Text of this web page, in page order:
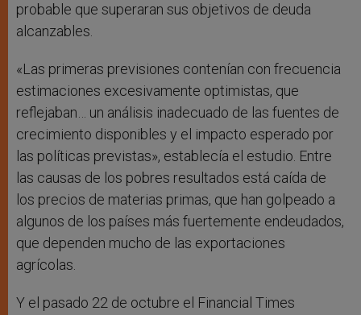
probable que superaran sus objetivos de deuda
alcanzables.
«Las primeras previsiones contenían con frecuencia
estimaciones excesivamente optimistas, que
reflejaban… un análisis inadecuado de las fuentes de
crecimiento disponibles y el impacto esperado por
las políticas previstas», establecía el estudio. Entre
las causas de los pobres resultados está caída de
los precios de materias primas, que han golpeado a
algunos de los países más fuertemente endeudados,
que dependen mucho de las exportaciones
agrícolas.
Y el pasado 22 de octubre el Financial Times